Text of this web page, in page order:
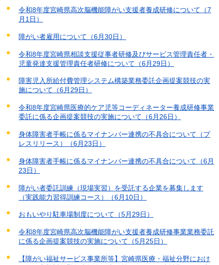
令和8年度宮崎県高次脳機能障がい支援者養成研修について（7
月1日）
障がい者雇用について（6月30日）
令和8年度宮崎県相談支援従事者研修及びサービス管理責任者・
児童発達支援管理責任者研修について（6月29日）
障害児入所給付費管理システム構築業務委託企画提案競技の実
施について（6月29日）
令和8年度宮崎県医療的ケア児等コーディネーター養成研修事業
委託に係る企画提案競技の実施について（6月26日）
身体障害者手帳に係るマイナンバー連携の不具合について（プ
レスリリース）（6月23日）
身体障害者手帳に係るマイナンバー連携の不具合について（6月
23日）
障がい者委託訓練（現場実習）を受託する企業を募集します
（実践能力習得訓練コース）（6月10日）
おもいやり駐車場制度について（5月29日）
令和8年度宮崎県高次脳機能障がい支援者養成研修事業業務委託
に係る企画提案競技の実施について（5月25日）
【障がい福祉サービス事業所等】宮崎県医療・福祉分野におけ